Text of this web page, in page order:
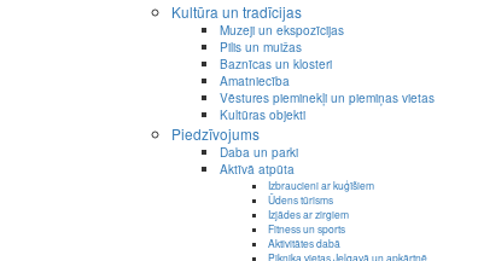
Kultūra un tradīcijas
Muzeji un ekspozīcijas
Pilis un muižas
Baznīcas un klosteri
Amatniecība
Vēstures pieminekļi un piemiņas vietas
Kultūras objekti
Piedzīvojums
Daba un parki
Aktīvā atpūta
Izbraucieni ar kuģīšiem
Ūdens tūrisms
Izjādes ar zirgiem
Fitness un sports
Aktivitātes dabā
Piknika vietas Jelgavā un apkārtnē